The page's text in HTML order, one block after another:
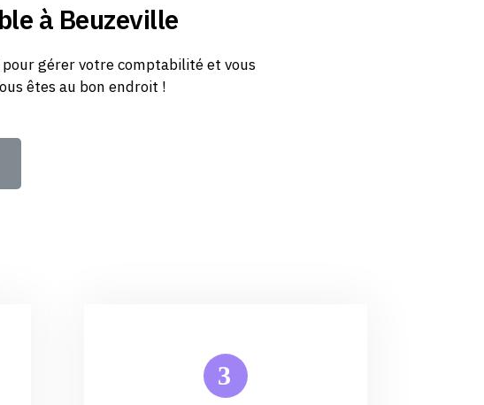
à Beuzeville
gérer votre comptabilité et vous
êtes au bon endroit !
3